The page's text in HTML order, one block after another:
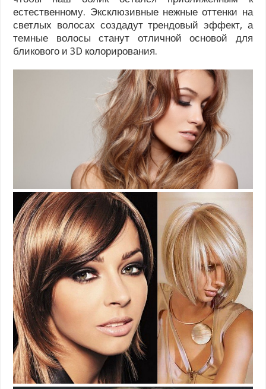
естественному. Эксклюзивные нежные оттенки на
светлых волосах создадут трендовый эффект, а
темные волосы станут отличной основой для
бликового и 3D колорирования.